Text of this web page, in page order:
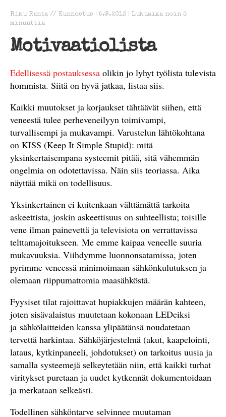
Riku Ranta // Kunnostus | 5.9.2013 | Lukuaika noin 3
minuuttia
Motivaatiolista
Edellisessä postauksessa olikin jo lyhyt työlista tulevista
hommista. Siitä on hyvä jatkaa, listaa siis.
Kaikki muutokset ja korjaukset tähtäävät siihen, että
veneestä tulee perheveneilyyn toimivampi,
turvallisempi ja mukavampi. Varustelun lähtökohtana
on KISS (Keep It Simple Stupid): mitä
yksinkertaisempana systeemit pitää, sitä vähemmän
ongelmia on odotettavissa. Näin siis teoriassa. Aika
näyttää mikä on todellisuus.
Yksinkertainen ei kuitenkaan välttämättä tarkoita
askeettista, joskin askeettisuus on suhteellista; toisille
vene ilman painevettä ja televisiota on verrattavissa
telttamajoitukseen. Me emme kaipaa veneelle suuria
mukavuuksia. Viihdymme luonnonsatamissa, joten
pyrimme veneessä minimoimaan sähkönkulutuksen ja
olemaan riippumattomia maasähköstä.
Fyysiset tilat rajoittavat hupiakkujen määrän kahteen,
joten sisävalaistus muutetaan kokonaan LEDeiksi
ja sähkölaitteiden kanssa ylipäätänsä noudatetaan
tervettä harkintaa. Sähköjärjestelmä (akut, kaapelointi,
lataus, kytkinpaneeli, johdotukset) on tarkoitus uusia ja
samalla systeemejä selkeytetään niin, että kaikki turhat
viritykset puretaan ja uudet kytkennät dokumentoidaan
ja merkataan selkeästi.
Todellinen sähköntarve selvinnee muutaman